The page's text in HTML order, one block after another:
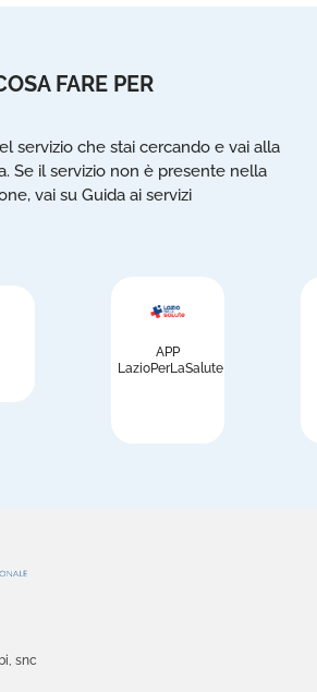
FARE PER
servizio che stai cercando e vai alla
Se il servizio non è presente nella
vai su Guida ai servizi
APP
LazioPerLaSalute
snc